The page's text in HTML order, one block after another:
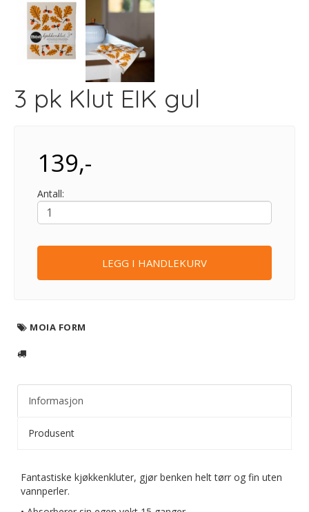
3 pk Klut EIK gul
139,-
Antall:
LEGG I HANDLEKURV
MOIA FORM
Informasjon
Produsent
Fantastiske kjøkkenkluter, gjør benken helt tørr og fin uten
vannperler.